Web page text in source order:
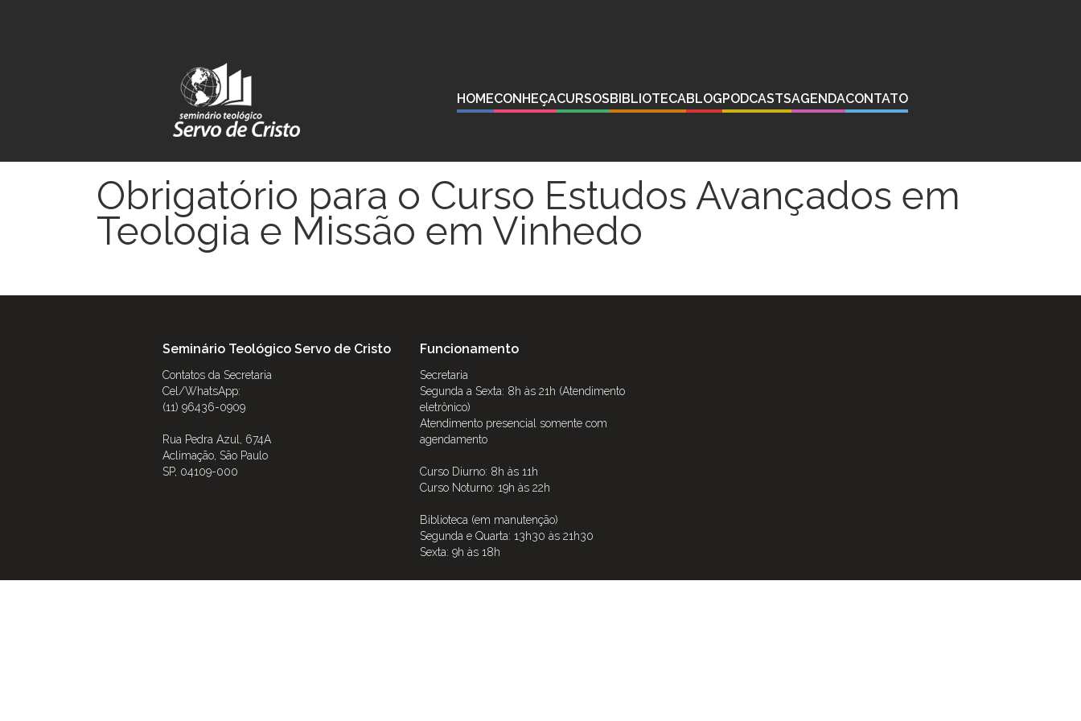
HOMECONHEÇACURSOSBIBLIOTECABLOGPODCASTSAGENDACONTATO
Obrigatório para o Curso Estudos Avançados em
Teologia e Missão em Vinhedo
Seminário Teológico Servo de Cristo
Contatos da Secretaria
Cel/WhatsApp:
(11) 96436-0909
Rua Pedra Azul, 674A
Aclimação, São Paulo
SP, 04109-000
Funcionamento
Secretaria
Segunda a Sexta: 8h às 21h (Atendimento
eletrônico)
Atendimento presencial somente com
agendamento
Curso Diurno: 8h às 11h
Curso Noturno: 19h às 22h
Biblioteca (em manutenção)
Segunda e Quarta: 13h30 às 21h30
Sexta: 9h às 18h